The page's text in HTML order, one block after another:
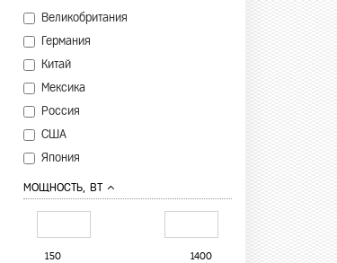
Великобритания
Германия
Китай
Мексика
Россия
США
Япония
МОЩНОСТЬ, ВТ
150 1400